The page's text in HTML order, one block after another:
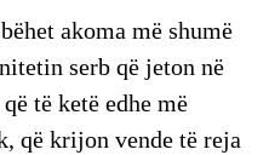
akoma më shumë
serb që jeton në
të ketë edhe më
që krijon vende të reja